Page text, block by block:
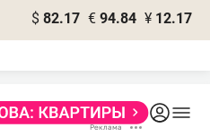
$ 82.17 € 94.84 ¥ 12.17